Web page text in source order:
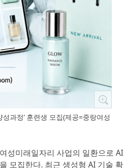
과정’ 훈련생 모집(제공=중랑여성
성미래일자리 사업의 일환으로 AI
모집한다. 최근 생성형 AI 기술 확